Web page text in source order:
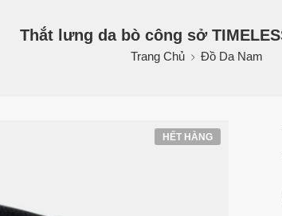
Thắt lưng da bò công sở
Trang Chủ Đồ Da Nam
HẾT HÀNG